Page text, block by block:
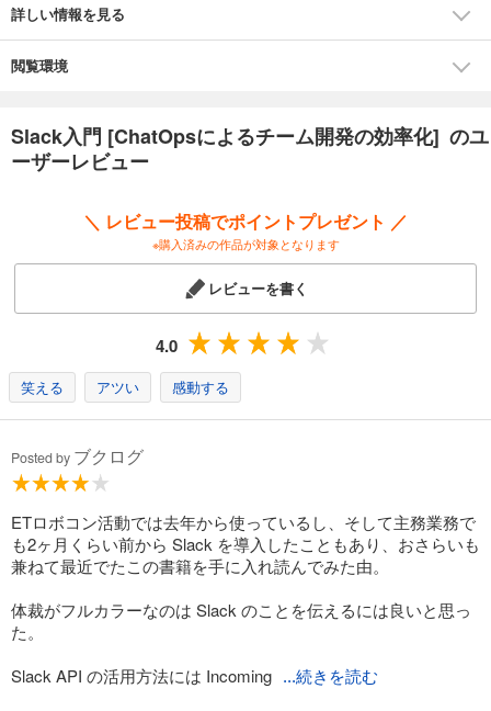
詳しい情報を見る
閲覧環境
Slack入門 [ChatOpsによるチーム開発の効率化] のユ
ーザーレビュー
＼ レビュー投稿でポイントプレゼント ／
※購入済みの作品が対象となります
レビューを書く
4.0
笑える アツい 感動する
Posted by ブクログ
ETロボコン活動では去年から使っているし、そして主務業務で
も2ヶ月くらい前から Slack を導入したこともあり、おさらいも
兼ねて最近でたこの書籍を手に入れ読んでみた由。
体裁がフルカラーなのは Slack のことを伝えるには良いと思っ
た。
Slack API の活用方法には Incoming
...続きを読む